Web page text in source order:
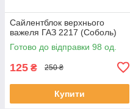
Сайлентблок верхнього
важеля ГАЗ 2217 (Соболь)
Готово до відправки 98 од.
125 ₴ 250 ₴
Купити